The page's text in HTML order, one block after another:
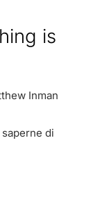
is
Inman
di